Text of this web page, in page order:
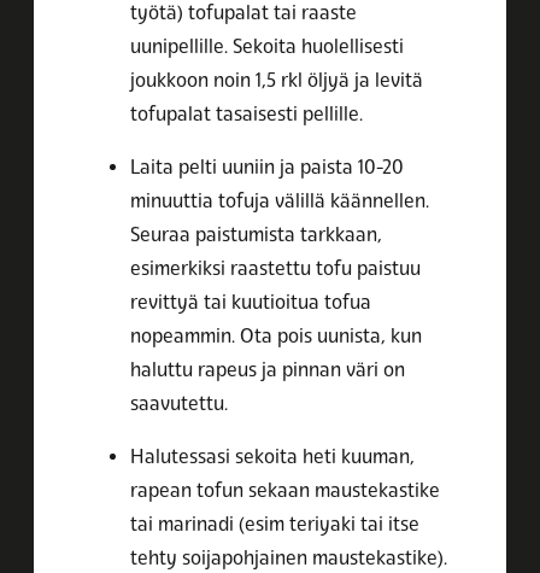
työtä) tofupalat tai raaste
uunipellille. Sekoita huolellisesti
joukkoon noin 1,5 rkl öljyä ja levitä
tofupalat tasaisesti pellille.
Laita pelti uuniin ja paista 10-20
minuuttia tofuja välillä käännellen.
Seuraa paistumista tarkkaan,
esimerkiksi raastettu tofu paistuu
revittyä tai kuutioitua tofua
nopeammin. Ota pois uunista, kun
haluttu rapeus ja pinnan väri on
saavutettu.
Halutessasi sekoita heti kuuman,
rapean tofun sekaan maustekastike
tai marinadi (esim teriyaki tai itse
tehty soijapohjainen maustekastike).